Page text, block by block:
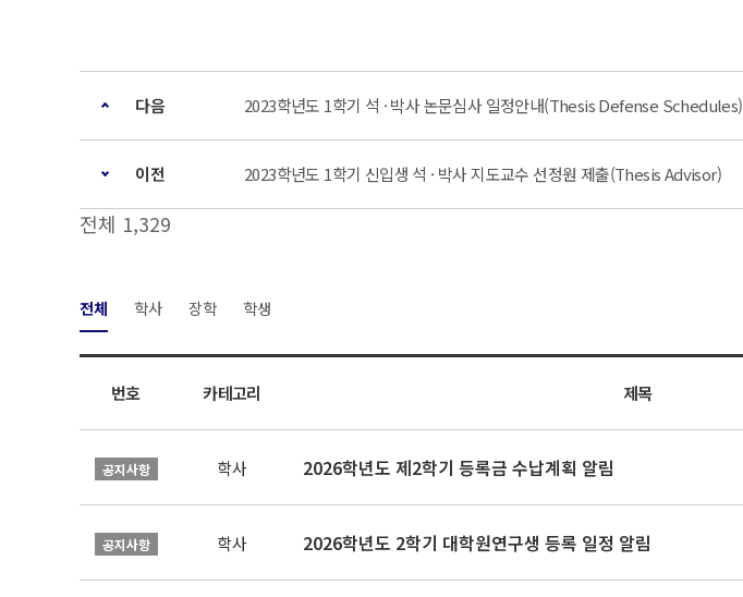
다음 2023학년도 1학기 석 · 박사 논문심사 일정안내(Thesis Defense Schedules)
이전 2023학년도 1학기 신입생 석 · 박사 지도교수 선정원 제출(Thesis Advisor)
전체 1,329
전체 학사 장학 학생
번호 카테고리 제목
공지사항 학사 2026학년도 제2학기 등록금 수납계획 알림
공지사항 학사 2026학년도 2학기 대학원연구생 등록 일정 알림